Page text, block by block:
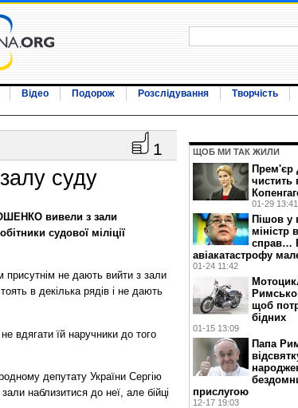
Відео Подорож Розслідування
Творчість
1
суду
вивели з зали
судової міліції
присутнім не дають вийти з зали
в декілька рядів і не дають
їй наручники до того
депутату України Сергію
наблизитися до неї, але бійці
ЩОБ МИ ТАК ЖИЛИ
Прем'єр
чистить
01-29 13:41
Пішов у
міністр
справ…
авіакатастрофу
01-24 11:42
щоб
бідних
01-15 13:09
Папа
прислугою
12-17 19:03